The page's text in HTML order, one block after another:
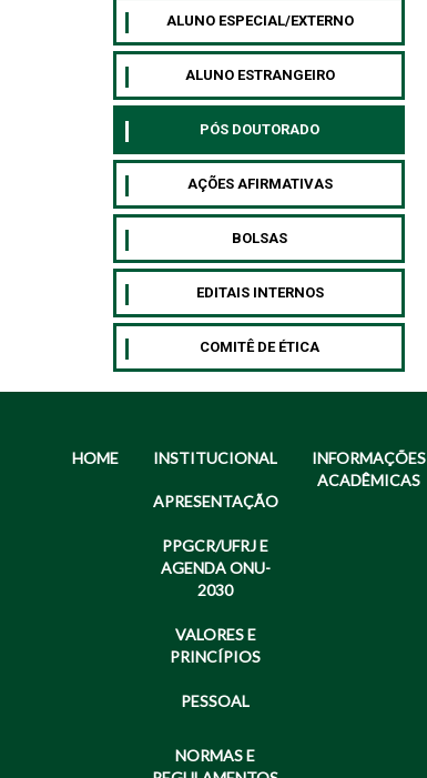
ALUNO ESPECIAL/EXTERNO
⁠ALUNO ESTRANGEIRO
⁠PÓS DOUTORADO
AÇÕES AFIRMATIVAS
BOLSAS
EDITAIS INTERNOS
COMITÊ DE ÉTICA
HOME INSTITUCIONAL
APRESENTAÇÃO
PPGCR/UFRJ E
AGENDA ONU-
2030
VALORES E
PRINCÍPIOS
PESSOAL
NORMAS E
INFORMAÇÕES
ACADÊMICAS